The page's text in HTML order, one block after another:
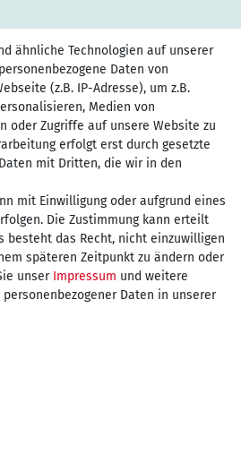
ähnliche Technologien auf unserer
Daten von
(z.B. IP-Adresse), um z.B.
Medien von
oder Zugriffe auf unsere Website zu
erfolgt erst durch gesetzte
mit Dritten, die wir in den
mit Einwilligung oder aufgrund eines
Die Zustimmung kann erteilt
besteht das Recht, nicht einzuwilligen
späteren Zeitpunkt zu ändern oder
unser Impressum und weitere
Daten in unserer